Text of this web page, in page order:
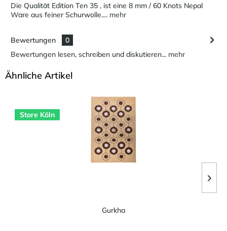
Die Qualität Edition Ten 35 , ist eine 8 mm / 60 Knots Nepal
Ware aus feiner Schurwolle.... mehr
Bewertungen
0
Bewertungen lesen, schreiben und diskutieren... mehr
Ähnliche Artikel
Store Köln
Gurkha